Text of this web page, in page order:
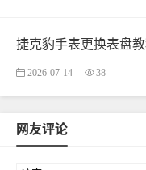
捷克豹手表更换表盘
2026-07-14 38
网友评论